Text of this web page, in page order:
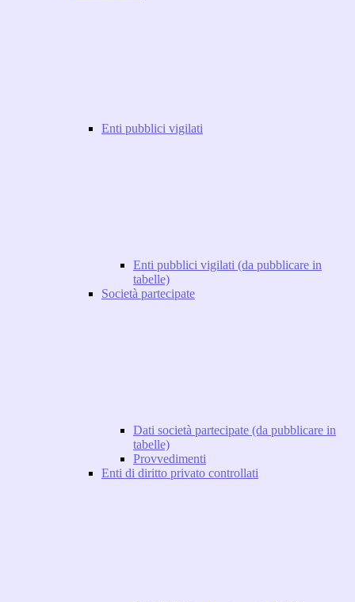
Enti pubblici vigilati
Enti pubblici vigilati (da pubblicare in
tabelle)
Società partecipate
Dati società partecipate (da pubblicare in
tabelle)
Provvedimenti
Enti di diritto privato controllati